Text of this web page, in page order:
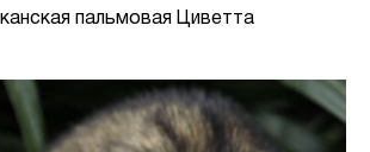
пальмовая Циветта